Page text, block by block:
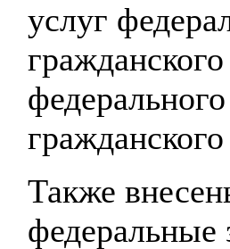
услуг
Также
федеральные